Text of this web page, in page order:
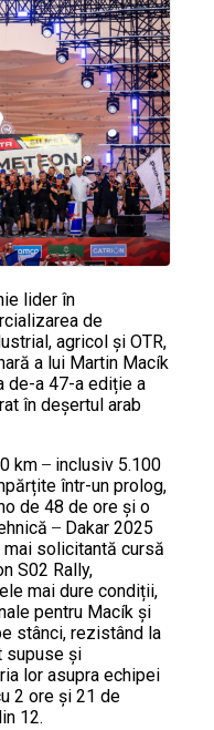
lider în
de
agricol și OTR,
a lui Martin Macík
de-a 47-a ediție a
în deșertul arab
km ̶ inclusiv 5.100
într-un prolog,
de 48 de ore și o
Dakar 2025
solicitantă cursă
S02 Rally,
mai dure condiții,
pentru Macík și
stânci, rezistând la
supuse și
lor asupra echipei
2 ore și 21 de
12.